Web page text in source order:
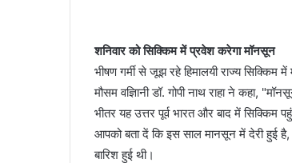
शनिवार को सिक्किम में प्रवेश करेगा मॉनसून
भीषण गर्मी से जूझ रहे हिमालयी राज्य
मौसम वज्ञिानी डॉ. गोपी नाथ राहा ने
भीतर यह उत्तर पूर्व भारत और बाद में सिक्किम
आपको बता दें कि इस साल मानसून में देरी
बारिश हुई थी।